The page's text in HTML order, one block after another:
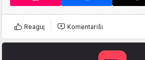
Reaguj Komentariši